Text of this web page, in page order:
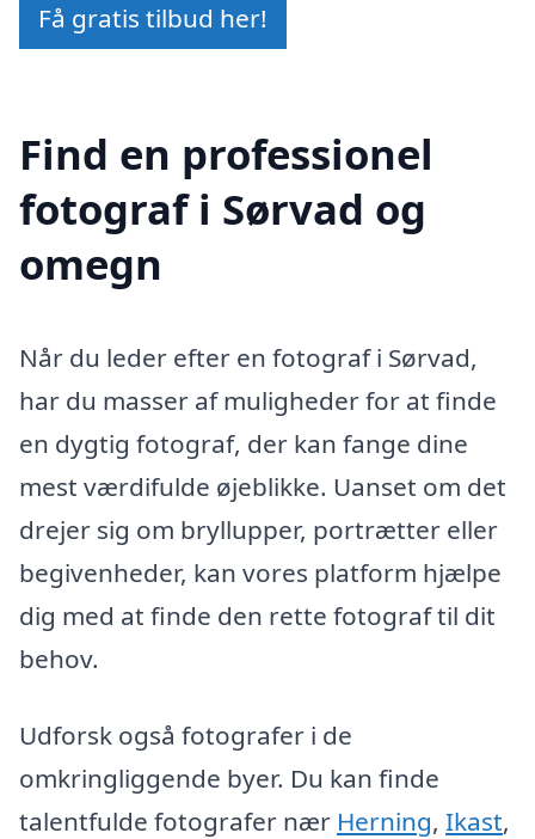
Få gratis tilbud her!
Find en professionel
fotograf i Sørvad og
omegn
Når du leder efter en fotograf i Sørvad,
har du masser af muligheder for at finde
en dygtig fotograf, der kan fange dine
mest værdifulde øjeblikke. Uanset om det
drejer sig om bryllupper, portrætter eller
begivenheder, kan vores platform hjælpe
dig med at finde den rette fotograf til dit
behov.
Udforsk også fotografer i de
omkringliggende byer. Du kan finde
talentfulde fotografer nær Herning, Ikast,